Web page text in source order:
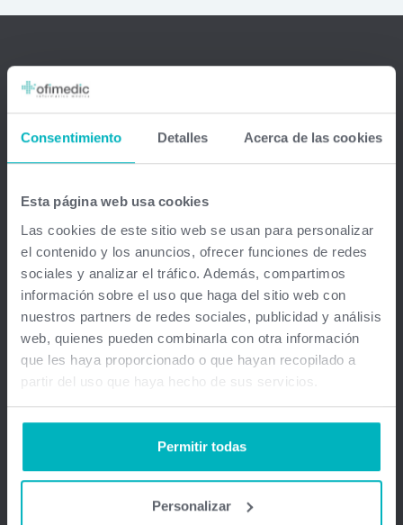
Consentimiento Detalles Acerca de las cookies
Esta página web usa cookies
Las cookies de este sitio web se usan para personalizar
el contenido y los anuncios, ofrecer funciones de redes
sociales y analizar el tráfico. Además, compartimos
información sobre el uso que haga del sitio web con
nuestros partners de redes sociales, publicidad y análisis
web, quienes pueden combinarla con otra información
que les haya proporcionado o que hayan recopilado a
partir del uso que haya hecho de sus servicios.
Permitir todas
Personalizar
Ofimedic Software Médico
Baleares - Gran Canaria - México - Chile - Venezuela
Empresa
Aviso legal
Soluciones
Gestión médica total